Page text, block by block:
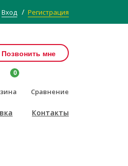
Вход / Регистрация
Позвонить мне
0
Сравнение
Контакты